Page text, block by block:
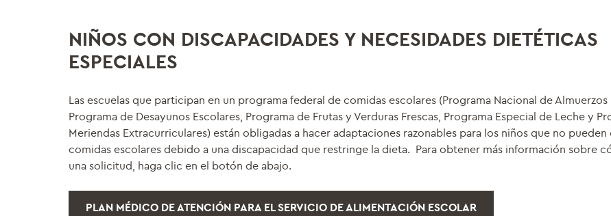
NIÑOS CON DISCAPACIDADES Y NECESIDADES DIETÉTICAS
ESPECIALES
Las escuelas que participan en un programa federal de comidas escolares (Programa Nacional de Almuerzos
Programa de Desayunos Escolares, Programa de Frutas y Verduras Frescas, Programa Especial de Leche y
Meriendas Extracurriculares) están obligadas a hacer adaptaciones razonables para los niños que no pueden
comidas escolares debido a una discapacidad que restringe la dieta. Para obtener más información sobre
una solicitud, haga clic en el botón de abajo.
PLAN MÉDICO DE ATENCIÓN PARA EL SERVICIO DE ALIMENTACIÓN ESCOLAR